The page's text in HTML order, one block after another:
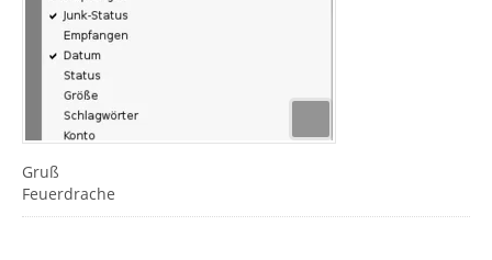
Gruß
Feuerdrache